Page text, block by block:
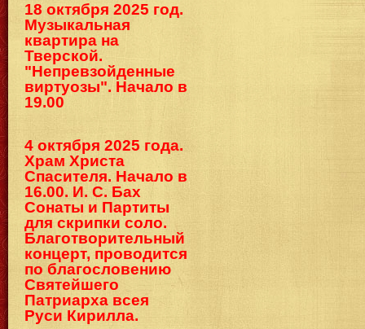
18 октября 2025 год.
Музыкальная
квартира на
Тверской.
"Непревзойденные
виртуозы". Начало в
19.00
4 октября 2025 года.
Храм Христа
Спасителя. Начало в
16.00. И. С. Бах
Сонаты и Партиты
для скрипки соло.
Благотворительный
концерт, проводится
по благословению
Святейшего
Патриарха всея
Руси Кирилла.